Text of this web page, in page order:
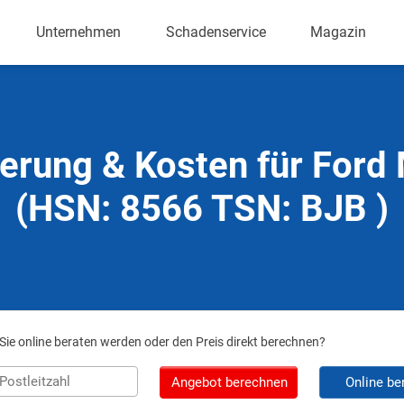
Unternehmen Schadenservice Magazin
& Kosten für Ford
(HSN: 8566 TSN: BJB )
online beraten werden oder den Preis direkt berechnen?
Angebot berechnen Online